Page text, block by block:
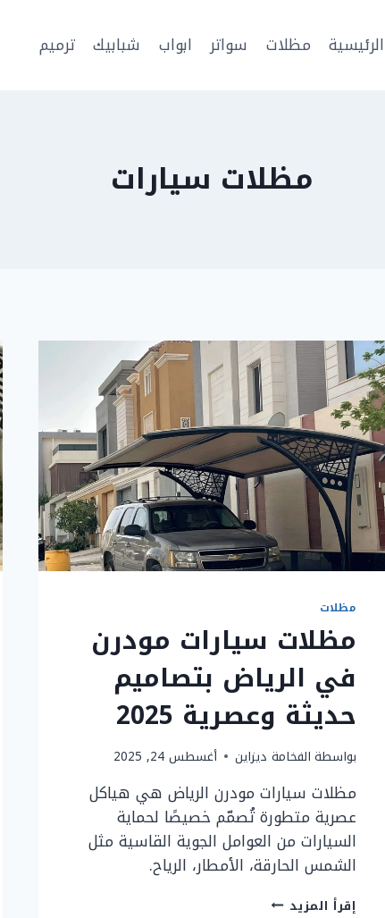
الرئيسية مظلات سواتر ابواب شبابيك ترميم
مظلات سيارات
مظلات
مظلات سيارات مودرن
في الرياض بتصاميم
حديثة وعصرية 2025
بواسطة الفخامة ديزاين أغسطس 24, 2025
مظلات سيارات مودرن الرياض هي هياكل
عصرية متطورة تُصمّم خصيصًا لحماية
السيارات من العوامل الجوية القاسية مثل
الشمس الحارقة، الأمطار، الرياح.
إقرأ المزيد مظلات